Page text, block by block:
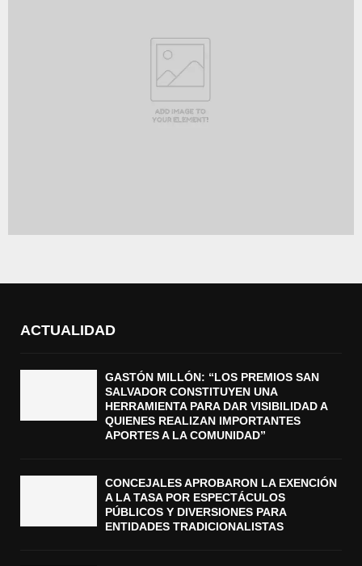
ACTUALIDAD
GASTÓN MILLÓN: “LOS PREMIOS SAN
SALVADOR CONSTITUYEN UNA
HERRAMIENTA PARA DAR VISIBILIDAD A
QUIENES REALIZAN IMPORTANTES
APORTES A LA COMUNIDAD”
CONCEJALES APROBARON LA EXENCIÓN
A LA TASA POR ESPECTÁCULOS
PÚBLICOS Y DIVERSIONES PARA
ENTIDADES TRADICIONALISTAS